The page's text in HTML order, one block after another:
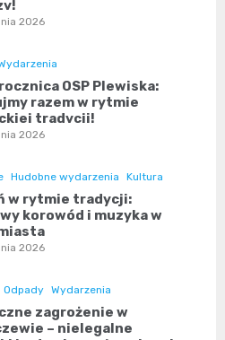
2026
OSP Plewiska:
razem w rytmie
tradycji!
2026
Hudobne wydarzenia Kultura
w rytmie tradycji:
korowód i muzyka w
2026
Odpady Wydarzenia
zagrożenie w
– nielegalne